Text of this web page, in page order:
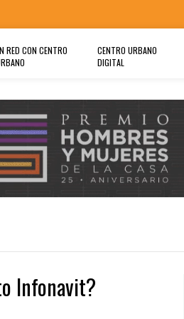
RED CON CENTRO
CENTRO URBANO
DIGITAL
Infonavit?